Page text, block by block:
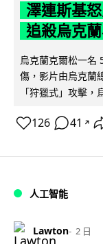
澤連斯基
追殺烏克
烏克蘭克爾松一名
傷，影片由烏克蘭
「狩獵式」攻擊，
126 41 ↗
人工智能
Lawton 2 日